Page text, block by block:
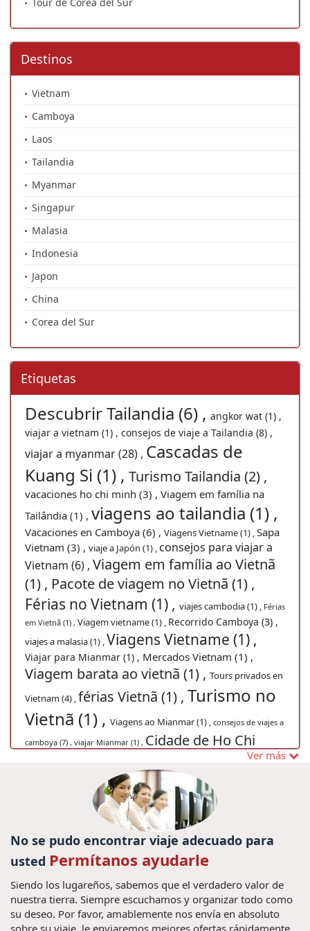
Destinos
Vietnam
Camboya
Laos
Tailandia
Myanmar
Singapur
Malasia
Indonesia
Japon
China
Corea del Sur
Etiquetas
Descubrir Tailandia (6) , angkor wat (1) ,
viajar a vietnam (1) , consejos de viaje a Tailandia (8) ,
viajar a myanmar (28) , Cascadas de
Kuang Si (1) , Turismo Tailandia (2) ,
vacaciones ho chi minh (3) , Viagem em família na
Tailândia (1) , viagens ao tailandia (1) ,
Vacaciones en Camboya (6) , Viagens Vietname (1) ,Sapa
Vietnam (3) , viaje a Japón (1) , consejos para viajar a
Vietnam (6) , Viagem em família ao Vietnã
(1) , Pacote de viagem no Vietnã (1) ,
Férias no Vietnam (1) , viajes cambodia (1) , Férias
em Vietnã (1) , Viagem vietname (1) , Recorrido Camboya (3) ,
viajes a malasia (1) ,Viagens Vietname (1) ,
Viajar para Mianmar (1) , Mercados Vietnam (1) ,
Viagem barata ao vietnã (1) , Tours privados en
Vietnam (4) ,férias Vietnã (1) , Turismo no
Vietnã (1) , Viagens ao Mianmar (1) , consejos de viajes a
camboya (7) , viajar Mianmar (1) , Cidade de Ho Chi
Viajar
Vacaciones a medida en
Vietnam (1) ,Viajes a Chiang Mai (1) ,
guia de vietname (1) ,Cocina de
Myanmar (1) ,Pacotes de viagens Laos (1) ,
Vacaciones Vietnam Fórmula Uno 2020 (1) ,Viagens para
Myanmar (1) ,viajes a vietnam (129) ,viagem
Mianmar (1) , visitar hanoi (1) ,Descubrir Camboya (4) ,
estafas viaje myanmar (1) ,Ferias no Tailandia (1) ,
Super promoción Vietnam Viajes (1) ,Cruzeiros em Halong Bay (1) ,
Ver más
No se pudo encontrar viaje adecuado para
usted Permítanos ayudarle
Siendo los lugareños, sabemos que el verdadero valor de
nuestra tierra. Siempre escuchamos y organizar todo como
su deseo. Por favor, amablemente nos envía en absoluto
sobre su viaje, le enviaremos mejores ofertas rápidamente.